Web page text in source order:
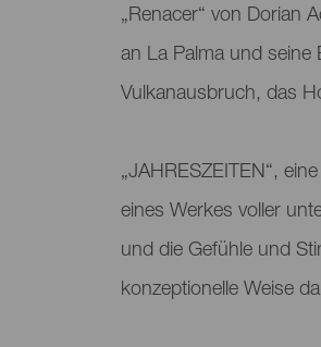
„Renacer“ von Dorian
an La Palma und
Vulkanausbruch, das
„JAHRESZEITEN“,
eines Werkes voller
und die Gefühle und
konzeptionelle Weise